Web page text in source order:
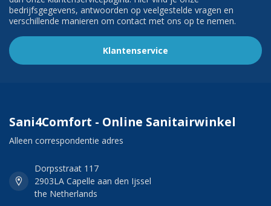
bedrijfsgegevens, antwoorden op veelgestelde vragen en
verschillende manieren om contact met ons op te nemen.
Klantenservice
Sani4Comfort - Online Sanitairwinkel
Alleen correspondentie adres
Dorpsstraat 117
2903LA Capelle aan den Ijssel
the Netherlands